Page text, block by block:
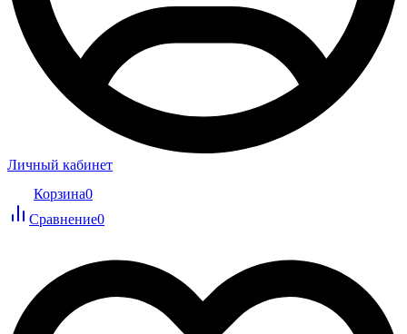
Личный кабинет
Корзина0
Сравнение0